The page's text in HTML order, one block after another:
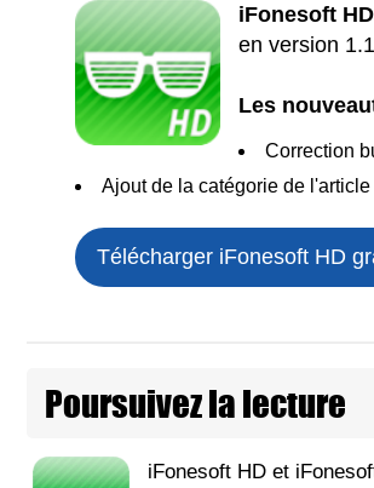
iFonesoft HD
en version
Les
Correction
Ajout de la catégorie de
Télécharger iFonesoft HD
Poursuivez la lecture
iFonesoft HD et